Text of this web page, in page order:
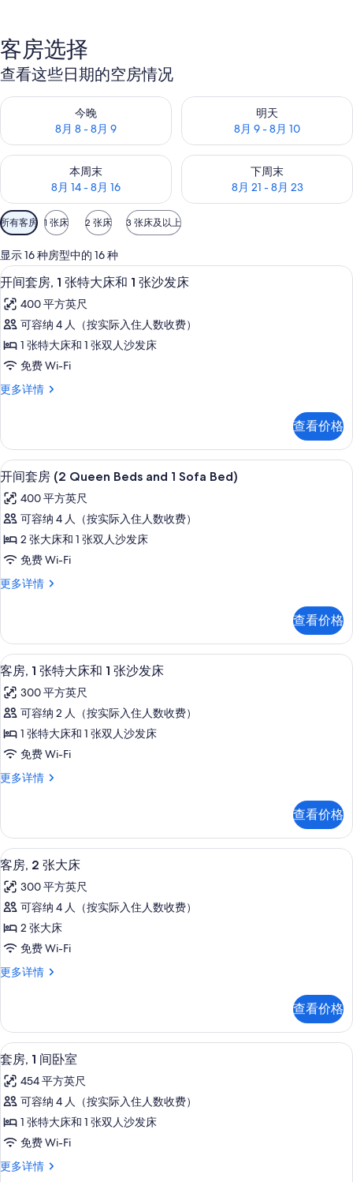
的
照
片
客房选择
查看这些日期的空房情况
今晚
8月 8 - 8月 9
查看今晚的空房情况：8月 8 - 8月 9
明天
8月 9 - 8月 10
查看明天的空房情况：8月 9 -
本周末
8月 14 - 8月 16
查看本周末的空房情况：8月 14 - 8月 16
下周末
8月 21 - 8月 23
查看下周末的空房情况：8月
可
用
的
客
房
筛
选
条
所有客房 1 张床 2 张床 3 张床及以上
显示 16 种房型中的 16 种
显
示
开
间
套
1
特
大
床
和
1
张
沙
发
所
有
照
片
客房内保险箱、办公桌、熨斗/熨衣板
7
开间套房, 1 张特大床和 1 张沙发床
400 平方英尺
可容纳 4 人（按实际入住人数收费）
1 张特大床和 1 张双人沙发床
免费 Wi-Fi
更多详情
开
1
张
特
床
和
张
沙
床
息
查看价格
显
示
开
间
套
(2
and
1
Sofa
Bed)
的
所
有
照
客房内保险箱、办公桌、熨斗/熨衣板
10
开间套房 (2 Queen Beds and 1 Sofa Bed)
400 平方英尺
可容纳 4 人（按实际入住人数收费）
2 张大床和 1 张双人沙发床
免费 Wi-Fi
更多详情
开
(2
Queen
Beds
Sofa
更
多
息
查看价格
显
示
客
房,
1
张
特
床
和
1
张
沙
发
床
的
照
片
客房内保险箱、办公桌、熨斗/熨衣板
4
客房, 1 张特大床和 1 张沙发床
300 平方英尺
可容纳 2 人（按实际入住人数收费）
1 张特大床和 1 张双人沙发床
免费 Wi-Fi
更多详情
客
特
大
床
张
发
床
多
查看价格
显
示
客
房,
2
张
大
的
所
有
照
片
客房内保险箱、办公桌、熨斗/熨衣板
5
客房, 2 张大床
300 平方英尺
可容纳 4 人（按实际入住人数收费）
2 张大床
免费 Wi-Fi
更多详情
客
大
床
更
信
息
查看价格
显
示
套
房,
1
间
卧
客房内保险箱、办公桌、熨斗/熨衣板
8
套房, 1 间卧室
454 平方英尺
可容纳 4 人（按实际入住人数收费）
1 张特大床和 1 张双人沙发床
免费 Wi-Fi
更多详情
套